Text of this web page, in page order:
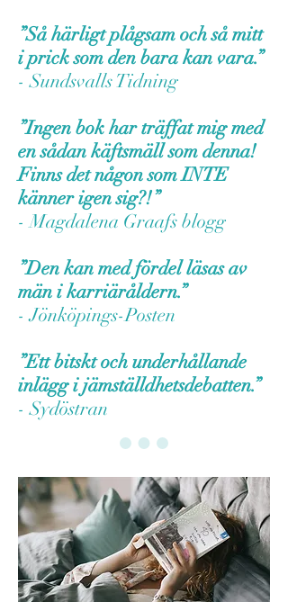
”Så härligt plågsam och så mitt
i prick som den bara kan vara.”
- Sundsvalls Tidning
”Ingen bok har träffat mig med
en sådan käftsmäll som denna!
Finns det någon som INTE
känner igen sig?!”
- Magdalena Graafs blogg
”Den kan med fördel läsas av
män i karriäråldern.”
- Jönköpings-Posten
”Ett bitskt och underhållande
inlägg i jämställdhetsdebatten.”
- Sydöstran